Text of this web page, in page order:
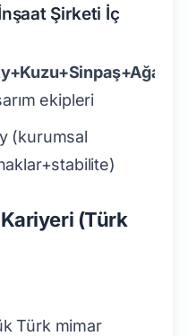
Şirketi İç
ekipleri
(kurumsal
Kariyeri (Türk
Türk mimar